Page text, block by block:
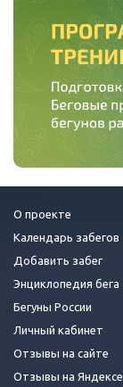
О проекте
Календарь забегов
Добавить забег
Энциклопедия бега
Бегуны России
Личный кабинет
Отзывы на сайте
Отзывы на Яндексе